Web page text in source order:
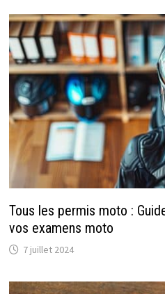
Tous les permis moto :
vos examens moto
7 juillet 2024